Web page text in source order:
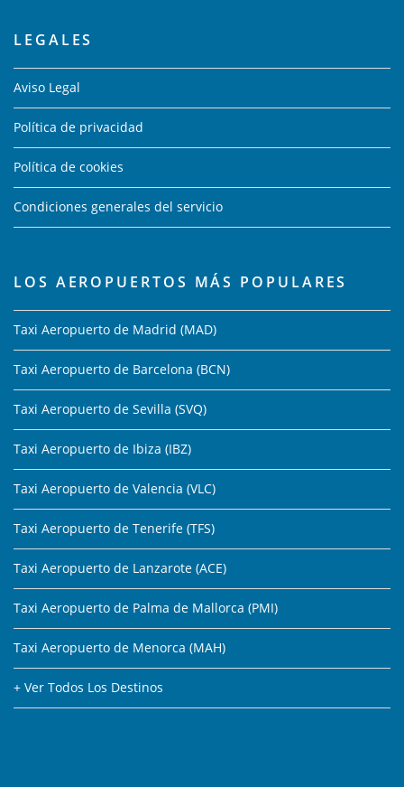
LEGALES
Aviso Legal
Política de privacidad
Política de cookies
Condiciones generales del servicio
LOS AEROPUERTOS MÁS POPULARES
Taxi Aeropuerto de Madrid (MAD)
Taxi Aeropuerto de Barcelona (BCN)
Taxi Aeropuerto de Sevilla (SVQ)
Taxi Aeropuerto de Ibiza (IBZ)
Taxi Aeropuerto de Valencia (VLC)
Taxi Aeropuerto de Tenerife (TFS)
Taxi Aeropuerto de Lanzarote (ACE)
Taxi Aeropuerto de Palma de Mallorca (PMI)
Taxi Aeropuerto de Menorca (MAH)
+ Ver Todos Los Destinos